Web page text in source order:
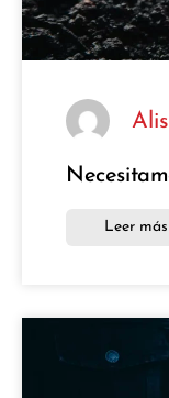
Leer más